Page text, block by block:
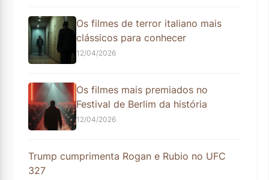
Os filmes de terror italiano mais
clássicos para conhecer
12/04/2026
Os filmes mais premiados no
Festival de Berlim da história
12/04/2026
Trump cumprimenta Rogan e Rubio no UFC
327